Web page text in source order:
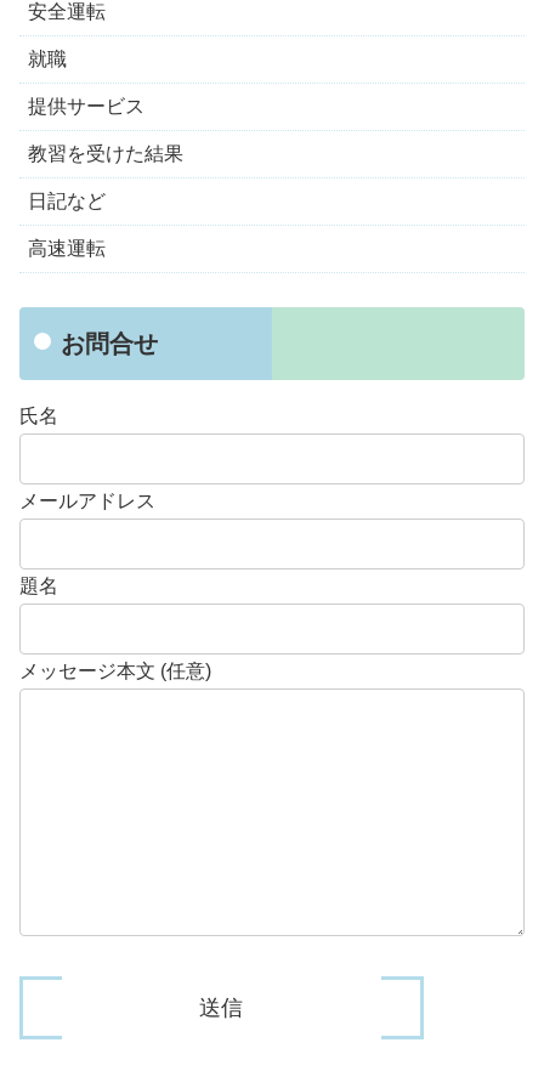
安全運転
就職
提供サービス
教習を受けた結果
日記など
高速運転
お問合せ
氏名
メールアドレス
題名
メッセージ本文 (任意)